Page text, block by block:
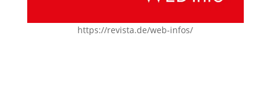
https://revista.de/web-infos/